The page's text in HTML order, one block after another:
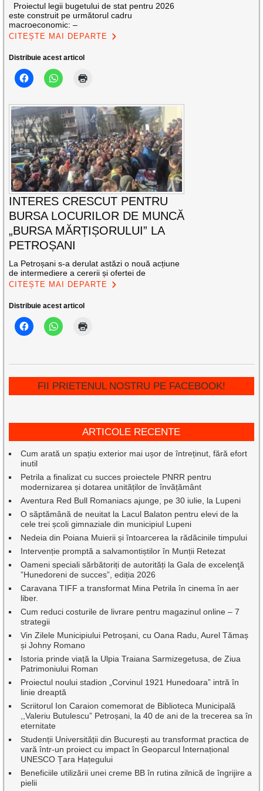
Proiectul legii bugetului de stat pentru 2026
este construit pe următorul cadru
macroeconomic: –
CITEȘTE MAI DEPARTE
Distribuie acest articol
INTERES CRESCUT PENTRU
BURSA LOCURILOR DE MUNCĂ
„BURSA MĂRȚIȘORULUI” LA
PETROȘANI
La Petroșani s-a derulat astăzi o nouă acțiune
de intermediere a cererii și ofertei de
CITEȘTE MAI DEPARTE
Distribuie acest articol
FII PRIETENUL NOSTRU PE FACEBOOK!
ARTICOLE RECENTE
Cum arată un spațiu exterior mai ușor de întreținut, fără efort
inutil
Petrila a finalizat cu succes proiectele PNRR pentru
modernizarea și dotarea unităților de învățământ
Aventura Red Bull Romaniacs ajunge, pe 30 iulie, la Lupeni
O săptămână de neuitat la Lacul Balaton pentru elevi de la
cele trei școli gimnaziale din municipiul Lupeni
Nedeia din Poiana Muierii și întoarcerea la rădăcinile timpului
Intervenție promptă a salvamontiștilor în Munții Retezat
Oameni speciali sărbătoriți de autorități la Gala de excelenţă
”Hunedoreni de succes”, ediția 2026
Caravana TIFF a transformat Mina Petrila în cinema în aer
liber.
Cum reduci costurile de livrare pentru magazinul online – 7
strategii
Vin Zilele Municipiului Petroșani, cu Oana Radu, Aurel Tămaș
și Johny Romano
Istoria prinde viață la Ulpia Traiana Sarmizegetusa, de Ziua
Patrimoniului Roman
Proiectul noului stadion „Corvinul 1921 Hunedoara” intră în
linie dreaptă
Scriitorul Ion Caraion comemorat de Biblioteca Municipală
,,Valeriu Butulescu” Petroșani, la 40 de ani de la trecerea sa în
eternitate
Studenții Universității din București au transformat practica de
vară într-un proiect cu impact în Geoparcul Internațional
UNESCO Țara Hațegului
Beneficiile utilizării unei creme BB în rutina zilnică de îngrijire a
pielii